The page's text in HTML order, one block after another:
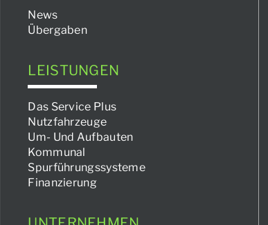
News
Übergaben
LEISTUNGEN
Das Service Plus
Nutzfahrzeuge
Um- Und Aufbauten
Kommunal
Spurführungssysteme
Finanzierung